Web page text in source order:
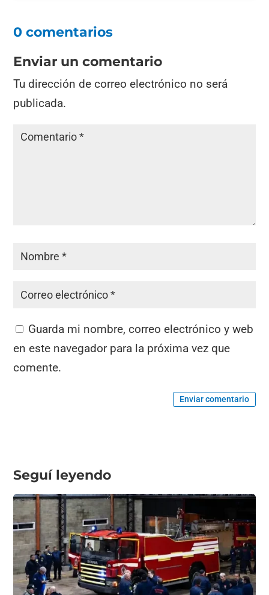
0 comentarios
Enviar un comentario
Tu dirección de correo electrónico no será
publicada.
Guarda mi nombre, correo electrónico y web
en este navegador para la próxima vez que
comente.
Enviar comentario
Seguí leyendo